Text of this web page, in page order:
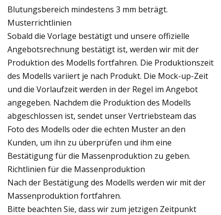
Blutungsbereich mindestens 3 mm beträgt.
Musterrichtlinien
Sobald die Vorlage bestätigt und unsere offizielle
Angebotsrechnung bestätigt ist, werden wir mit der
Produktion des Modells fortfahren. Die Produktionszeit
des Modells variiert je nach Produkt. Die Mock-up-Zeit
und die Vorlaufzeit werden in der Regel im Angebot
angegeben. Nachdem die Produktion des Modells
abgeschlossen ist, sendet unser Vertriebsteam das
Foto des Modells oder die echten Muster an den
Kunden, um ihn zu überprüfen und ihm eine
Bestätigung für die Massenproduktion zu geben.
Richtlinien für die Massenproduktion
Nach der Bestätigung des Modells werden wir mit der
Massenproduktion fortfahren.
Bitte beachten Sie, dass wir zum jetzigen Zeitpunkt